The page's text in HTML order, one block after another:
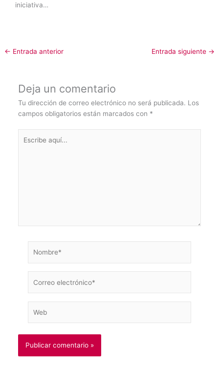
iniciativa…
← Entrada anterior Entrada siguiente →
Deja un comentario
Tu dirección de correo electrónico no será publicada. Los
campos obligatorios están marcados con *
aquí...
electrónico*